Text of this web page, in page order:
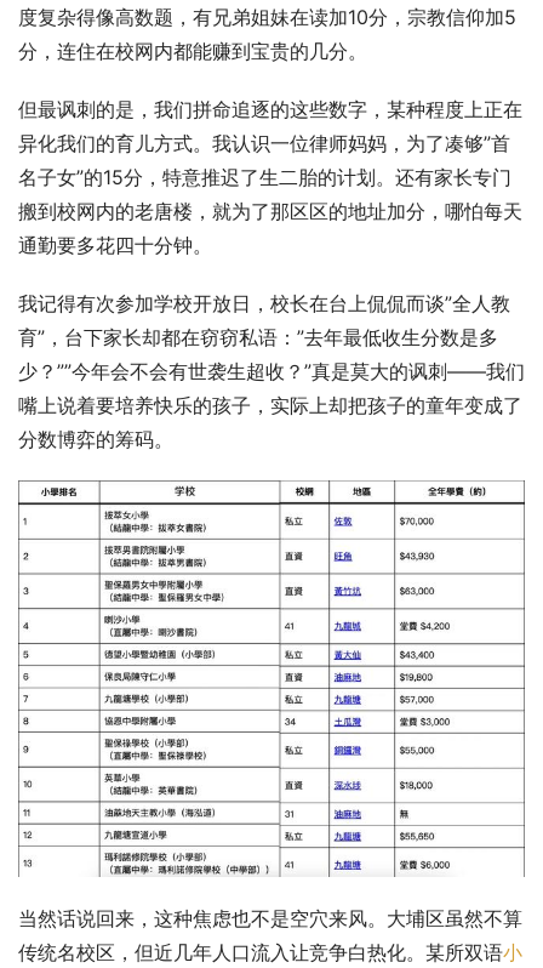
度复杂得像高数题，有兄弟姐妹在读加10分，宗教信仰加5
分，连住在校网内都能赚到宝贵的几分。
但最讽刺的是，我们拼命追逐的这些数字，某种程度上正在
异化我们的育儿方式。我认识一位律师妈妈，为了凑够”首
名子女”的15分，特意推迟了生二胎的计划。还有家长专门
搬到校网内的老唐楼，就为了那区区的地址加分，哪怕每天
通勤要多花四十分钟。
我记得有次参加学校开放日，校长在台上侃侃而谈”全人教
育”，台下家长却都在窃窃私语：”去年最低收生分数是多
少？””今年会不会有世袭生超收？”真是莫大的讽刺——我们
嘴上说着要培养快乐的孩子，实际上却把孩子的童年变成了
分数博弈的筹码。
当然话说回来，这种焦虑也不是空穴来风。大埔区虽然不算
传统名校区，但近几年人口流入让竞争白热化。某所双语小